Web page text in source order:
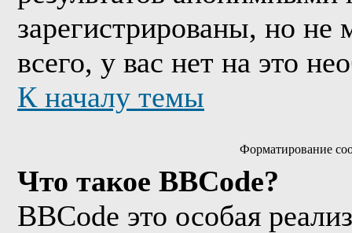
зарегистрированы, но не
всего, у вас нет на это
К началу темы
Форматирование
Что такое BBCode?
BBCode это особая